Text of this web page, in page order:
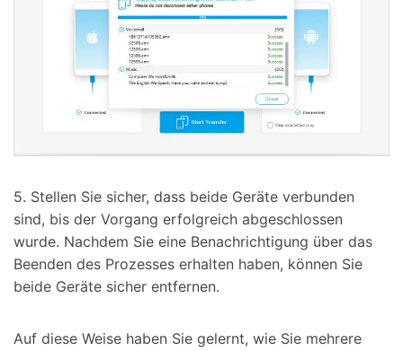
5. Stellen Sie sicher, dass beide Geräte verbunden
sind, bis der Vorgang erfolgreich abgeschlossen
wurde. Nachdem Sie eine Benachrichtigung über das
Beenden des Prozesses erhalten haben, können Sie
beide Geräte sicher entfernen.
Auf diese Weise haben Sie gelernt, wie Sie mehrere